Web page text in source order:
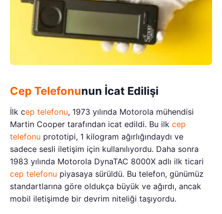
Cep Telefonunun İcat Edilişi
İlk cep telefonu, 1973 yılında Motorola mühendisi
Martin Cooper tarafından icat edildi. Bu ilk cep
telefonu prototipi, 1 kilogram ağırlığındaydı ve
sadece sesli iletişim için kullanılıyordu. Daha sonra
1983 yılında Motorola DynaTAC 8000X adlı ilk ticari
cep telefonu piyasaya sürüldü. Bu telefon, günümüz
standartlarına göre oldukça büyük ve ağırdı, ancak
mobil iletişimde bir devrim niteliği taşıyordu.